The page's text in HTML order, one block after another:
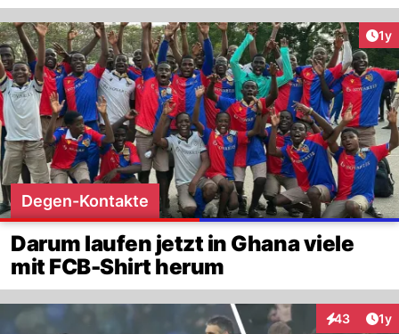
1y
Degen-Kontakte
Darum laufen jetzt in Ghana viele
mit FCB-Shirt herum
43 1y